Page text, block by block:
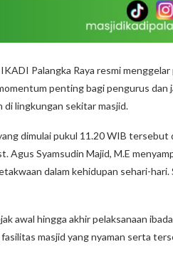
Palangka Raya resmi
penting bagi pengurus dan
lingkungan sekitar masjid.
dimulai pukul 11.20 WIB
Agus Syamsudin Majid, M.E
dalam kehidupan sehari-
awal hingga akhir pelaksanaan
masjid yang nyaman serta